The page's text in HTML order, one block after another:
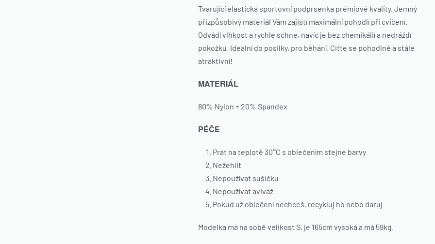
Tvarující elastická sportovní podprsenka prémiové kvality. Jemný
přizpůsobivý materiál Vám zajistí maximální pohodlí při cvičení.
Odvádí vlhkost a rychle schne, navíc je bez chemikálií a nedráždí
pokožku. Ideální do posilky, pro běhání. Ciťte se pohodlně a stále
atraktivní!
MATERIÁL
80% Nylon + 20% Spandex
PÉČE
Prát na teplotě 30°C s oblečením stejné barvy
Nežehlit
Nepoužívat sušičku
Nepoužívat aviváž
Pokud už oblečení nechceš, recykluj ho nebo daruj
Modelka má na sobě velikost S, je 165cm vysoká a má 59kg.